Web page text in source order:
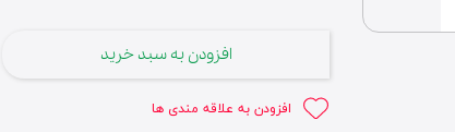
لوازم قهوه‌ساز
افزودن به سبد خرید
افزودن به علاقه مندی ها